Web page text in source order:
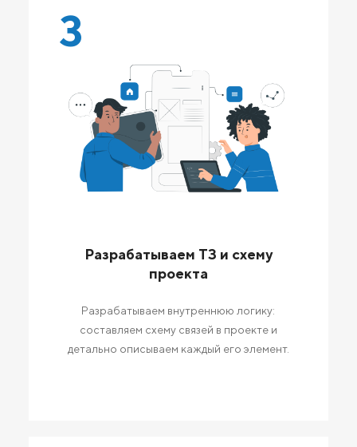
3
Разрабатываем ТЗ и схему
проекта
Разрабатываем внутреннюю логику:
составляем схему связей в проекте и
детально описываем каждый его элемент.